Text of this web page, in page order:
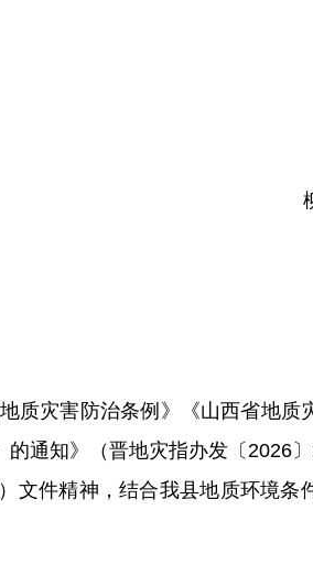
质灾害防治条例》《山西省地质
的通知》 （晋地灾指办发〔 2026 〕
文件精神 ，结合我县地质环境条